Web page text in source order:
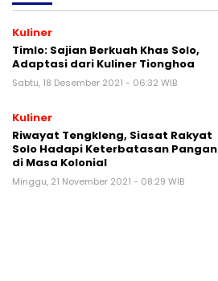
Kuliner
Timlo: Sajian Berkuah Khas Solo,
Adaptasi dari Kuliner Tionghoa
Sabtu, 18 Desember 2021 - 06:32 WIB
Kuliner
Riwayat Tengkleng, Siasat Rakyat
Solo Hadapi Keterbatasan Pangan
di Masa Kolonial
Minggu, 21 November 2021 - 08:29 WIB